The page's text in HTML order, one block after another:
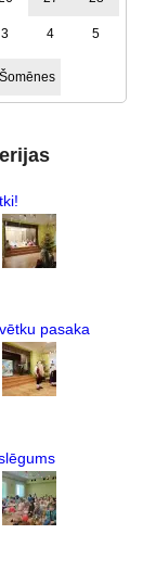
3 4 5
Šomēnes
pasaka